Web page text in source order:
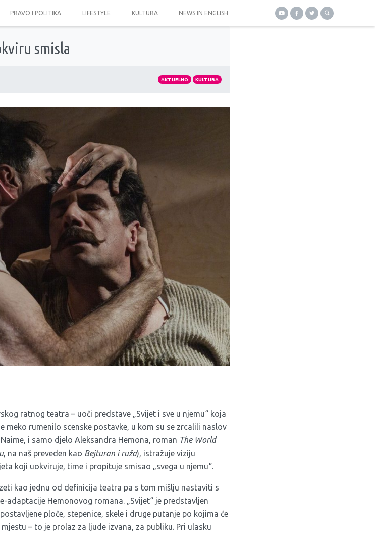
PRAVO I POLITIKA LIFESTYLE KULTURA NEWS IN ENGLISH
smisla
AKTUELNO KULTURA
ratnog teatra – uoči predstave „Svijet i sve u njemu“ koja
meko rumenilo scenske postavke, u kom su se zrcalili naslov
i samo djelo Aleksandra Hemona, roman The World
, na naš preveden kao Bejturan i ruža), istražuje viziju
koji uokviruje, time i propituje smisao „svega u njemu“.
kao jednu od definicija teatra pa s tom mišlju nastaviti s
adaptacije Hemonovog romana. „Svijet“ je predstavljen
ploče, stepenice, skele i druge putanje po kojima će
– to je prolaz za ljude izvana, za publiku. Pri ulasku